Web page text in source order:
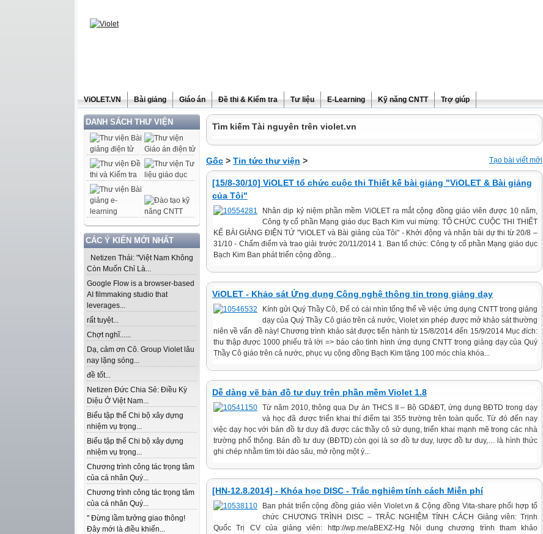
ViOLET.VN Bài giảng Giáo án Đề thi & Kiểm tra Tư liệu E-Learning Kỹ năng CNTT Trợ giúp
DANH SÁCH THƯ VIỆN
CÁC Ý KIẾN MỚI NHẤT
Netizen Thái: "Việt Nam Không
Còn Muốn Chỉ Là...
Google Flow is a browser-based
AI filmmaking studio that
leverages...
rất tuyệt...
Chợt nghĩ......
Dạ, cảm ơn Cô. Group Violet lâu
nay lặng sóng...
đề tốt...
Netizen Đức Chia Sẻ: Điều Kỳ
Diệu Ở Việt Nam...
Biểu tập thể Chi bộ xây dựng
nhiệm vụ trọng...
Biểu tập thể Chi bộ xây dựng
nhiệm vụ trọng...
Chương trình công tác trọng tâm
của cá nhân Quý...
Chương trình công tác trọng tâm
của cá nhân Quý...
" Đừng lầm tưởng giao thông!
Đây mới là điều khiến...
Tìm kiếm Tài nguyên trên violet.vn
Gốc > Tin tức thư viện > Tạo bài viết mới
[15/8-30/10] ViOLET tổ chức cuộc thi Thiết kế bài giảng "ViOLET & Bài giảng
của Tôi"
Nhân dịp kỷ niệm phần mềm ViOLET ra mắt cộng đồng giáo viên được 10 năm,
Công ty cổ phần Mạng giáo dục Bạch Kim vui mừng: TỔ CHỨC CUỘC THI THIẾT
KẾ BÀI GIẢNG ĐIỆN TỬ "ViOLET và Bài giảng của Tôi" - Khởi động và nhận bài dự thi từ 20/8 –
31/10 - Chấm điểm và trao giải trước 20/11/2014 1. Ban tổ chức: Công ty cổ phần Mạng giáo dục
Bạch Kim Ban phát triển cộng đồng...
ViOLET - Khảo sát Ứng dụng Công nghệ thông tin trong giảng dạy
Kính gửi Quý Thầy Cô, Để có cái nhìn tổng thể về việc ứng dụng CNTT trong giảng
dạy của Quý Thầy Cô giáo trên cả nước, Violet xin phép được mở khảo sát thường
niên về vấn đề này! Chương trình khảo sát được tiến hành từ 15/8/2014 đến 15/9/2014 Mục đích:
thu thập được 1000 phiếu trả lời => báo cáo tình hình ứng dụng CNTT trong giảng dạy của Quý
Thầy Cô giáo trên cả nước, phục vụ cộng đồng Bạch Kim tặng 100 móc chìa khóa...
Dễ dàng vẽ bản đồ tư duy trên phần mềm Violet 1.8
Từ năm 2010, thông qua Dự án THCS II – Bộ GD&ĐT, ứng dụng BĐTD trong dạy
và học đã được triển khai thí điểm tại 355 trường trên toàn quốc. Từ đó đến nay
việc dạy học với bản đồ tư duy đã được các thầy cô sử dụng, triển khai mạnh mẽ trong các nhà
trường phổ thông. Bản đồ tư duy (BĐTD) còn gọi là sơ đồ tư duy, lược đồ tư duy,… là hình thức
ghi chép nhằm tìm tòi đào sâu, mở rộng một ý...
[HN-12.8.2014] - Khóa học DISC - Trắc nghiệm tính cách Miễn phí
Ban phát triển cộng đồng giáo viên Violet.vn & Cộng đồng Vita-share phối hợp tổ
chức CHƯƠNG TRÌNH DISC – TRẮC NGHIỆM TÍNH CÁCH Giảng viên: Trịnh
Quốc Trị CV của giảng viên: http://wp.me/aBEXZ-Hg Nội dung chương trình tham khảo